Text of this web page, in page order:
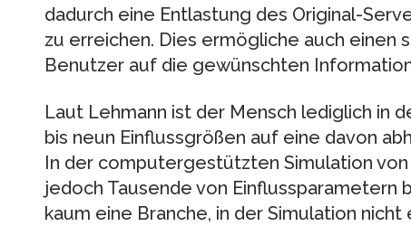
dadurch eine Entlastung des Original-
zu erreichen. Dies ermögliche auch einen
Benutzer auf die gewünschten
Laut Lehmann ist der Mensch lediglich in
bis neun Einflussgrößen auf eine davon
In der computergestützten Simulation
jedoch Tausende von Einflussparametern
kaum eine Branche, in der Simulation